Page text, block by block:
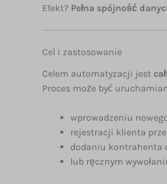
Efekt? Pełna spójność
Cel i zastosowanie
Celem automatyzacji jest
Proces może być
wprowadzeniu
rejestracji klienta
dodaniu kontrahenta
lub ręcznym